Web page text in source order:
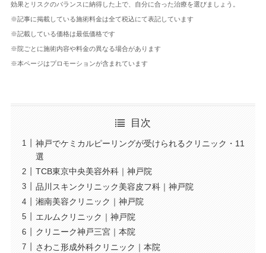
効果とリスクのバランスに納得した上で、自分に合った治療を選びましょう。
※記事に掲載している施術料金は全て税込にて表記しています
※記載している価格は最低価格です
※院ごとに施術内容や料金の異なる場合があります
※本ページはプロモーションが含まれています
目次
神戸でケミカルピーリングが受けられるクリニック・11
選
TCB東京中央美容外科｜神戸院
品川スキンクリニック美容皮フ科｜神戸院
湘南美容クリニック｜神戸院
エルムクリニック｜神戸院
クリニーク神戸三宮｜本院
さわこ形成外科クリニック｜本院